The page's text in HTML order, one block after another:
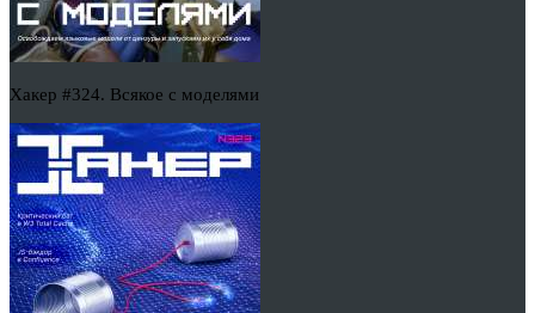
Хакер #324. Всякое с моделями